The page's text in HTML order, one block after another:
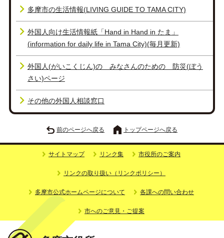
多摩市の生活情報(LIVING GUIDE TO TAMA CITY)
外国人向け生活情報紙「Hand in Hand in たま」
(information for daily life in Tama City)(毎月更新)
外国人(がいこくじん)の みなさんのための 防災(ぼう
さい)ページ
その他の外国人相談窓口
前のページへ戻る トップページへ戻る
サイトマップ リンク集 市役所のご案内
リンクの取り扱い（リンクポリシー）
多摩市公式ホームページについて 各課への問い合わせ
市へのご意見・ご提案